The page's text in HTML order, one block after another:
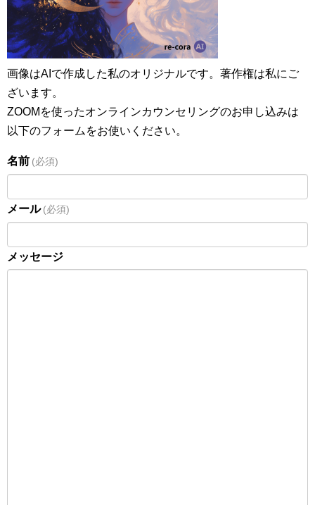
画像はAIで作成した私のオリジナルです。著作権は私にご
ざいます。
ZOOMを使ったオンラインカウンセリングのお申し込みは
以下のフォームをお使いください。
名前 (必須)
メール (必須)
メッセージ